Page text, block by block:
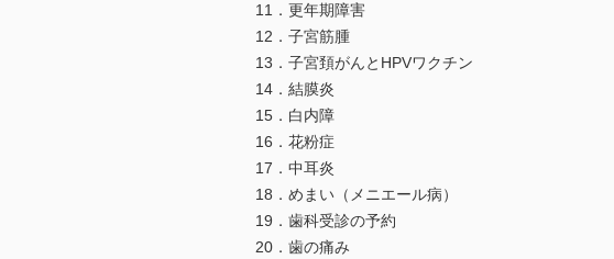
11．更年期障害
12．子宮筋腫
13．子宮頚がんとHPVワクチン
14．結膜炎
15．白内障
16．花粉症
17．中耳炎
18．めまい（メニエール病）
19．歯科受診の予約
20．歯の痛み